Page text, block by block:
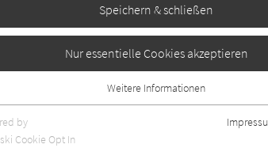
Speichern & schließen
Nur essentielle Cookies akzeptieren
Cookies werden für grundlegende Funktionen der
Dadurch ist gewährleistet, dass die Webseite
Weitere Informationen
by
Cookie Opt In